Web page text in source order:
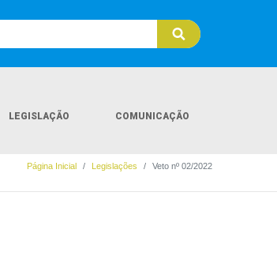
LEGISLAÇÃO COMUNICAÇÃO
Página Inicial Legislações Veto nº 02/2022